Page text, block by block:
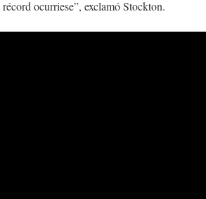
ocurriese”, exclamó Stockton.